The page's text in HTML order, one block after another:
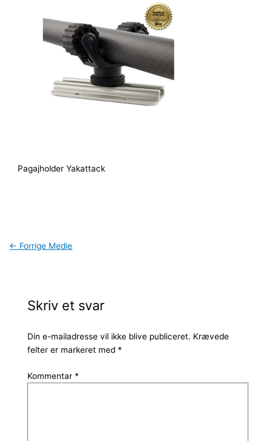
Pagajholder Yakattack
← Forrige Medie
Skriv et svar
Din e-mailadresse vil ikke blive publiceret. Krævede
felter er markeret med *
Kommentar *